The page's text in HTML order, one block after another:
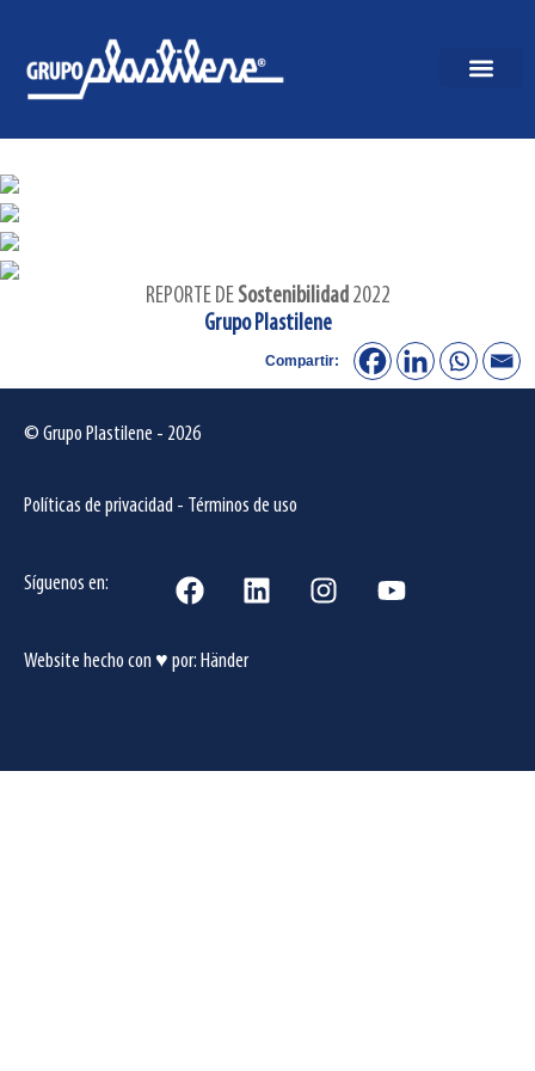
REPORTE DE Sostenibilidad2022
Grupo Plastilene
Compartir:
© Grupo Plastilene - 2026
Políticas de privacidad - Términos de uso
Síguenos en:
Website hecho con ♥ por: Händer